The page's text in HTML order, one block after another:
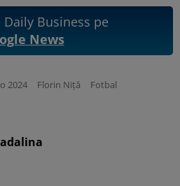
Business pe
News
2024 Florin Niță
Fotbal